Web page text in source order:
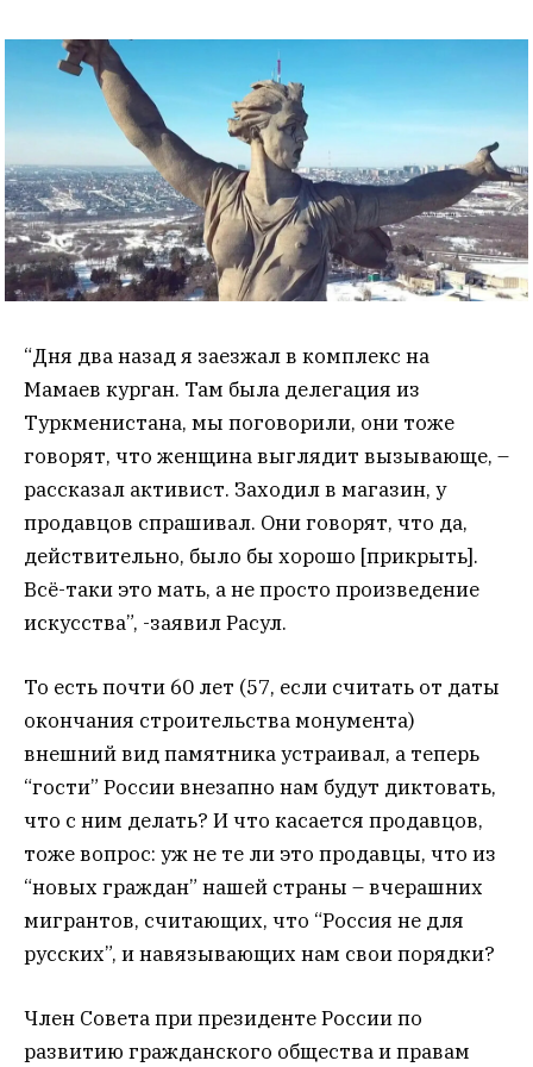
“Дня два назад я заезжал в комплекс на
Мамаев курган. Там была делегация из
Туркменистана, мы поговорили, они тоже
говорят, что женщина выглядит вызывающе, –
рассказал активист. Заходил в магазин, у
продавцов спрашивал. Они говорят, что да,
действительно, было бы хорошо [прикрыть].
Всё-таки это мать, а не просто произведение
искусства”, -заявил Расул.
То есть почти 60 лет (57, если считать от даты
окончания строительства монумента)
внешний вид памятника устраивал, а теперь
“гости” России внезапно нам будут диктовать,
что с ним делать? И что касается продавцов,
тоже вопрос: уж не те ли это продавцы, что из
“новых граждан” нашей страны – вчерашних
мигрантов, считающих, что “Россия не для
русских”, и навязывающих нам свои порядки?
Член Совета при президенте России по
развитию гражданского общества и правам